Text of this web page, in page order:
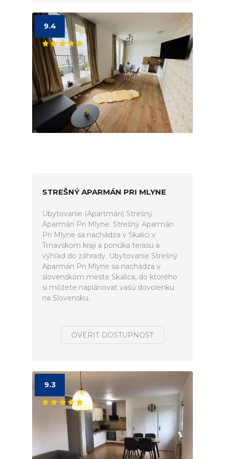
9.4
STREŠNÝ APARMÁN PRI MLYNE
Ubytovanie (Apartmán) Strešný
Aparmán Pri Mlyne. Strešný Aparmán
Pri Mlyne sa nachádza v Skalici v
Trnavskom kraji a ponúka terasu a
výhľad do záhrady. Ubytovanie Strešný
Aparmán Pri Mlyne sa nachádza v
slovenskom meste Skalica, do ktorého
si môžete naplánovať vašú dovolenku
na Slovensku.
OVERIŤ DOSTUPNOSŤ
9.3